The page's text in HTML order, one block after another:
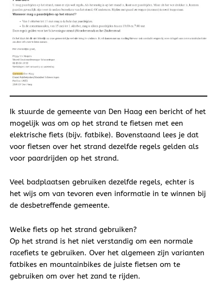
Ik stuurde de gemeente van Den Haag een bericht of het
mogelijk was om op het strand te fietsen met een
elektrische fiets (bijv. fatbike). Bovenstaand lees je dat
voor fietsen over het strand dezelfde regels gelden als
voor paardrijden op het strand.
Veel badplaatsen gebruiken dezelfde regels, echter is
het wijs om van tevoren even informatie in te winnen bij
de desbetreffende gemeente.
Welke fiets op het strand gebruiken?
Op het strand is het niet verstandig om een normale
racefiets te gebruiken. Over het algemeen zijn varianten
fatbikes en mountainbikes de juiste fietsen om te
gebruiken om over het zand te rijden.